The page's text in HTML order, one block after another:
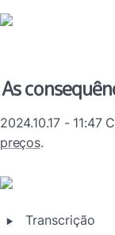
As
2024.10.17 - 11:47
preços.
‣ Transcrição